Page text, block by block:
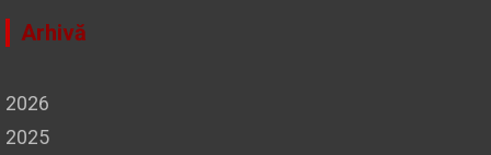
Arhivă
2026
2025